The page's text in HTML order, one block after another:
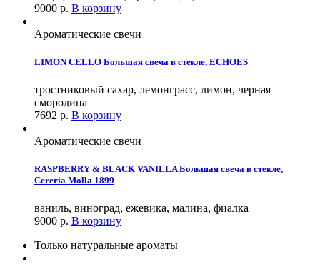
9000 р. В корзину
Ароматические свечи
LIMON CELLO Большая свеча в стекле, ECHOES
тростниковый сахар, лемонграсс, лимон, черная
смородина
7692 р. В корзину
Ароматические свечи
RASPBERRY & BLACK VANILLA Большая свеча в стекле,
Cereria Molla 1899
ваниль, виноград, ежевика, малина, фиалка
9000 р. В корзину
Только натуральные ароматы